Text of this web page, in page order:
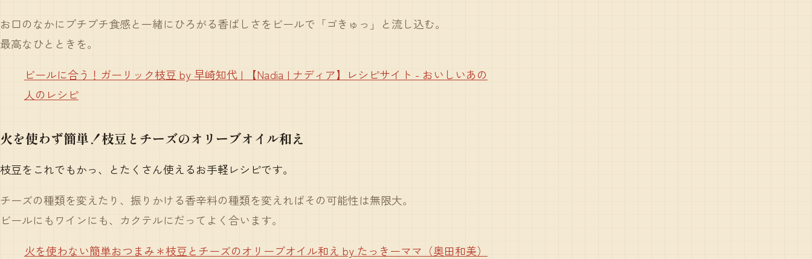
お口のなかにプチプチ食感と一緒にひろがる香ばしさをビールで「ゴきゅっ」と流し込む。
最高なひとときを。
ビールに合う！ガーリック枝豆 by 早崎知代 | 【Nadia | ナディア】レシピサイト - おいしいあの
人のレシピ
火を使わず簡単！枝豆とチーズのオリーブオイル和え
枝豆をこれでもかっ、とたくさん使えるお手軽レシピです。
チーズの種類を変えたり、振りかける香辛料の種類を変えればその可能性は無限大。
ビールにもワインにも、カクテルにだってよく合います。
火を使わない簡単おつまみ＊枝豆とチーズのオリーブオイル和え by たっきーママ（奥田和美）